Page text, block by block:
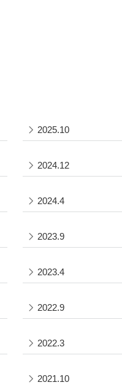
2025.10
2024.12
2024.4
2023.9
2023.4
2022.9
2022.3
2021.10